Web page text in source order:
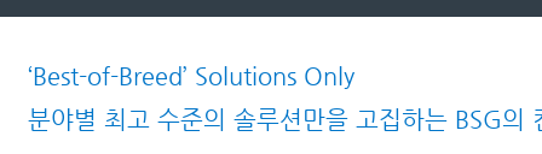
‘Best-of-Breed’ Solutions Only
분야별 최고 수준의 솔루션만을 고집하는 BSG의